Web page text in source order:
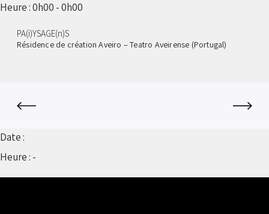
Heure :0h00 - 0h00
PA(i)YSAGE(n)S
Résidence de création Aveiro – Teatro Aveirense (Portugal)
Date :
Heure : -